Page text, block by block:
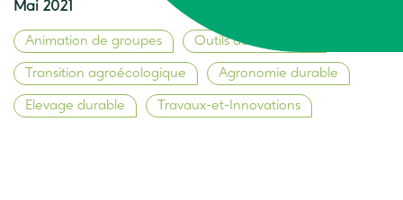
Mai 2021
Animation de groupes Outils du formateur
Transition agroécologique Agronomie durable
Elevage durable Travaux-et-Innovations